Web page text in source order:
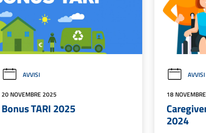
AVVISI
20 NOVEMBRE 2025
Bonus TARI 2025
AVVISI
18
2024